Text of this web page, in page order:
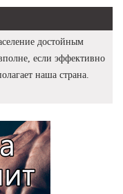
достойным
если эффективно
наша страна.